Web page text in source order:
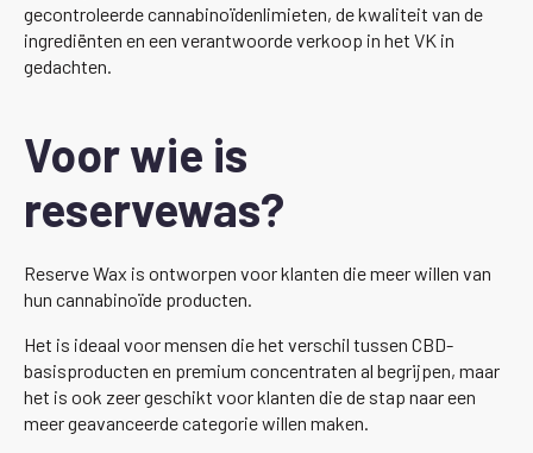
gecontroleerde cannabinoïdenlimieten, de kwaliteit van de
ingrediënten en een verantwoorde verkoop in het VK in
gedachten.
Voor wie is
reservewas?
Reserve Wax is ontworpen voor klanten die meer willen van
hun cannabinoïde producten.
Het is ideaal voor mensen die het verschil tussen CBD-
basisproducten en premium concentraten al begrijpen, maar
het is ook zeer geschikt voor klanten die de stap naar een
meer geavanceerde categorie willen maken.